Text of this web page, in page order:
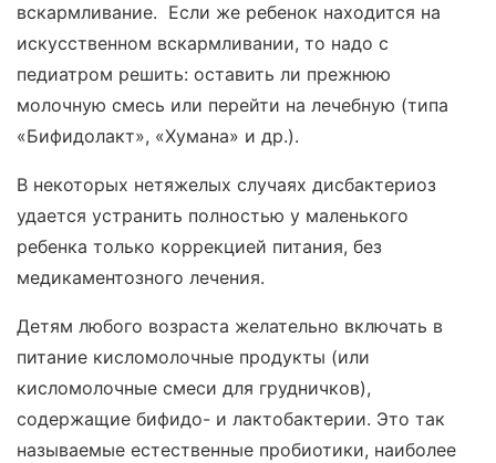
вскармливание. Если же ребенок находится на
искусственном вскармливании, то надо с
педиатром решить: оставить ли прежнюю
молочную смесь или перейти на лечебную (типа
«Бифидолакт», «Хумана» и др.).
В некоторых нетяжелых случаях дисбактериоз
удается устранить полностью у маленького
ребенка только коррекцией питания, без
медикаментозного лечения.
Детям любого возраста желательно включать в
питание кисломолочные продукты (или
кисломолочные смеси для грудничков),
содержащие бифидо- и лактобактерии. Это так
называемые естественные пробиотики, наиболее